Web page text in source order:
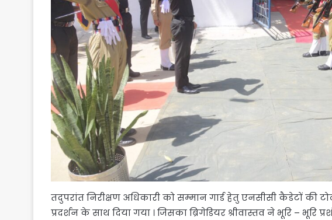
तदुपरांत निरीक्षण अधिकारी को सम्मान गार्ड हेतु एनसीसी कैडेटों की
प्रदर्शन के साथ दिया गया । जिसका ब्रिगेडियर श्रीवास्तव ने भूरि – भूरि